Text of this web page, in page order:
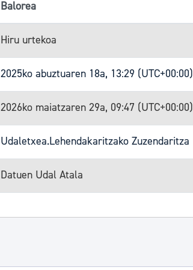
Balorea
Hiru urtekoa
2025ko abuztuaren 18a, 13:29 (UTC+00:00)
2026ko maiatzaren 29a, 09:47 (UTC+00:00)
Udaletxea.Lehendakaritzako Zuzendaritza
Datuen Udal Atala